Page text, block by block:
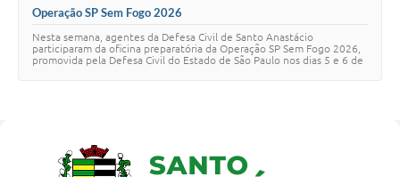
Operação SP Sem Fogo 2026
Nesta semana, agentes da Defesa Civil de Santo Anastácio
participaram da oficina preparatória da Operação SP Sem Fogo 2026,
promovida pela Defesa Civil do Estado de São Paulo nos dias 5 e 6 de